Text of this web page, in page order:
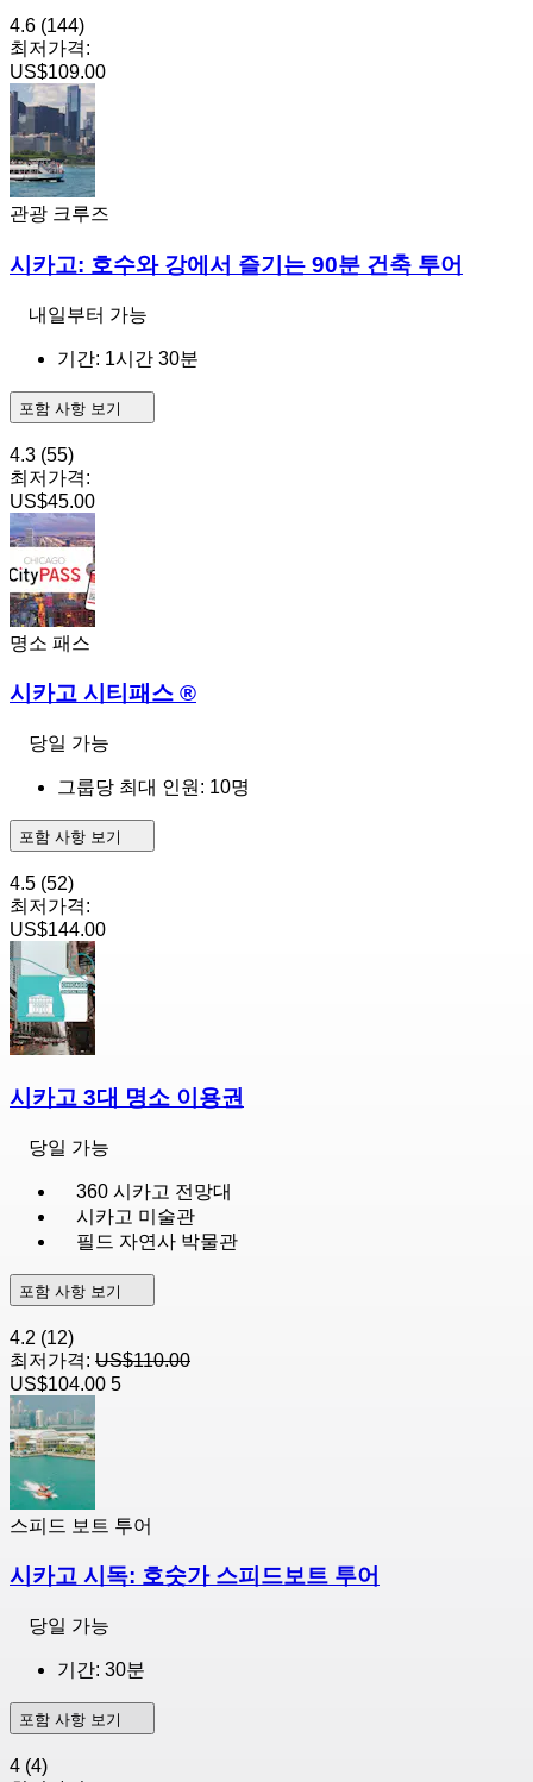
4.6 (144)
최저가격:
US$109.00
관광 크루즈
시카고: 호수와 강에서 즐기는 90분 건축 투어
내일부터 가능
기간: 1시간 30분
포함 사항 보기
4.3 (55)
최저가격:
US$45.00
명소 패스
시카고 시티패스 ®
당일 가능
그룹당 최대 인원: 10명
포함 사항 보기
4.5 (52)
최저가격:
US$144.00
시카고 3대 명소 이용권
당일 가능
360 시카고 전망대
시카고 미술관
필드 자연사 박물관
포함 사항 보기
4.2 (12)
최저가격: US$110.00
US$104.00 5
스피드 보트 투어
시카고 시독: 호숫가 스피드보트 투어
당일 가능
기간: 30분
포함 사항 보기
4 (4)